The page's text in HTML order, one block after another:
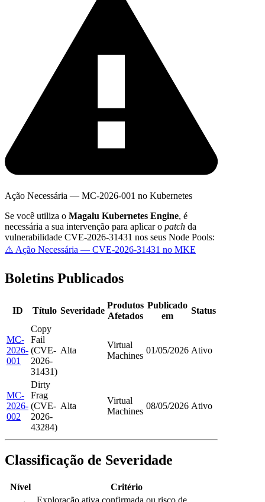
Ação Necessária — MC-2026-001 no Kubernetes
Se você utiliza o Magalu Kubernetes Engine, é
necessária a sua intervenção para aplicar o patch da
vulnerabilidade CVE-2026-31431 nos seus Node Pools:
⚠️ Ação Necessária — CVE-2026-31431 no MKE
Boletins Publicados
ID Título Severidade
Produtos
Afetados
Publicado
em
Status
MC-
2026-
001
Copy
Fail
(CVE-
2026-
31431)
Alta
Virtual
Machines
01/05/2026 Ativo
MC-
2026-
002
Dirty
Frag
(CVE-
2026-
43284)
Alta
Virtual
Machines
08/05/2026 Ativo
Classificação de Severidade
Nível
Critério
Exploração ativa confirmada ou risco de